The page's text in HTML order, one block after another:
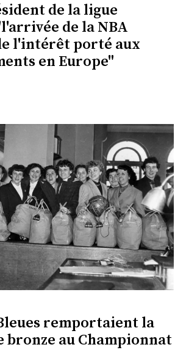
de la ligue
de la NBA
l'intérêt porté aux
en Europe"
remportaient la
bronze au Championnat